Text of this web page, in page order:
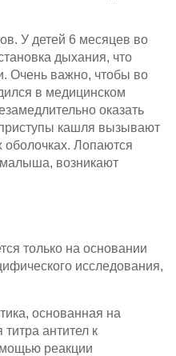
У детей 6 месяцев во
дыхания, что
Очень важно, чтобы во
в медицинском
оказать
кашля вызывают
оболочках. Лопаются
возникают
только на основании
исследования,
основанная на
антител к
реакции